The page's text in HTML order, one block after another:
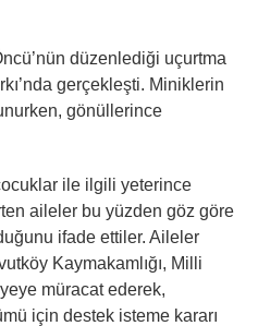
düzenlediği uçurtma
gerçekleşti. Miniklerin
gönüllerince
ile ilgili yeterince
aileler bu yüzden göz göre
ifade ettiler. Aileler
Kaymakamlığı, Milli
müracat ederek,
için destek isteme kararı